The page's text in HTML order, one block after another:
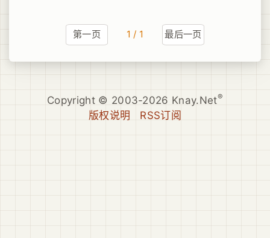
这个数字版的翻译字幕实在有点烂，一般人可
能看不出来，不过在偶这个“伪专八”面前，优
第一页 1 / 1 最后一页
Copyright © 2003-2026 Knay.Net®
版权说明 RSS订阅